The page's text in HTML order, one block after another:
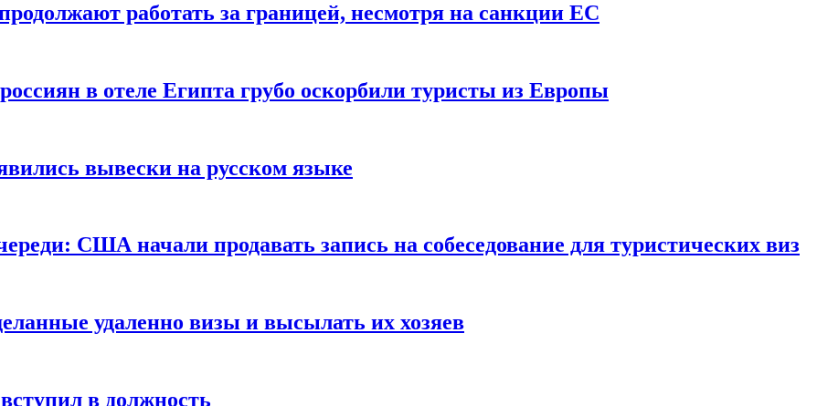
работать за границей, несмотря на санкции ЕС
в отеле Египта грубо оскорбили туристы из Европы
вывески на русском языке
США начали продавать запись на собеседование для туристических виз
удаленно визы и высылать их хозяев
в должность